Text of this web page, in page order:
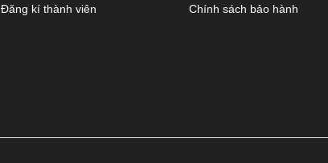
Đăng kí thành viên
Chính sách bảo hành